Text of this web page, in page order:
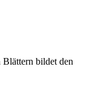
bildet den